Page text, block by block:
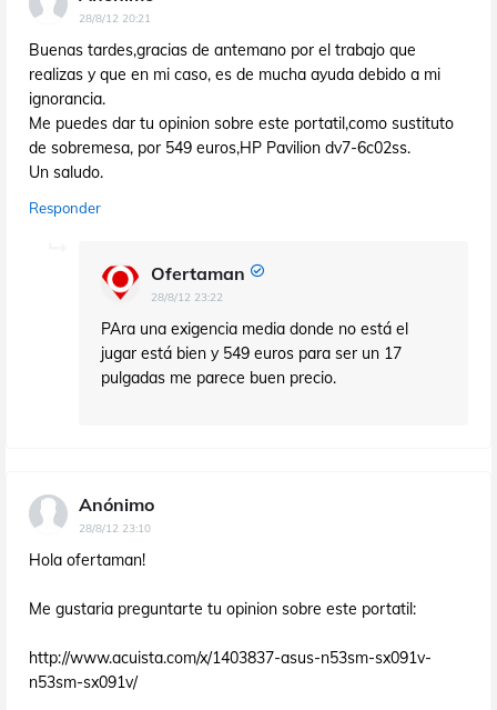
28/8/12 20:21
Buenas tardes,gracias de antemano por el trabajo que
realizas y que en mi caso, es de mucha ayuda debido a mi
ignorancia.
Me puedes dar tu opinion sobre este portatil,como sustituto
de sobremesa, por 549 euros,HP Pavilion dv7-6c02ss.
Un saludo.
Responder
Ofertaman
28/8/12 23:22
PAra una exigencia media donde no está el
jugar está bien y 549 euros para ser un 17
pulgadas me parece buen precio.
Anónimo
28/8/12 23:10
Hola ofertaman!
Me gustaria preguntarte tu opinion sobre este portatil:
http://www.acuista.com/x/1403837-asus-n53sm-sx091v-
n53sm-sx091v/